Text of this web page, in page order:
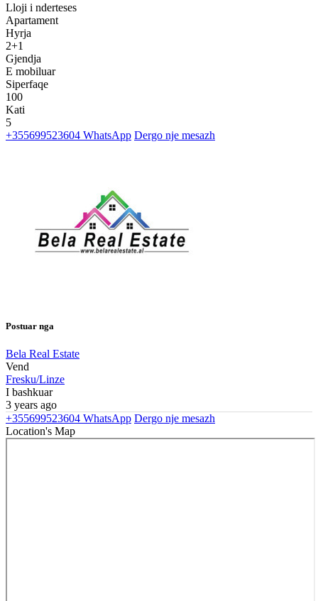
Lloji i nderteses
Apartament
Hyrja
2+1
Gjendja
E mobiluar
Siperfaqe
100
Kati
5
+355699523604 WhatsApp Dergo nje mesazh
Postuar nga
Bela Real Estate
Vend
Fresku/Linze
I bashkuar
3 years ago
+355699523604 WhatsApp Dergo nje mesazh
Location's Map